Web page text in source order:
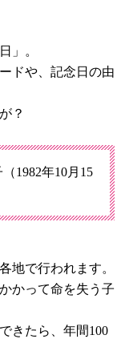
」。
ドや、記念日の由
？
1982年10月15
地で行われます。
かって命を失う子
きたら、年間100